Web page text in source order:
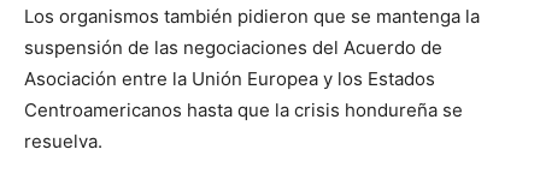
Los organismos también pidieron que se mantenga la
suspensión de las negociaciones del Acuerdo de
Asociación entre la Unión Europea y los Estados
Centroamericanos hasta que la crisis hondureña se
resuelva.